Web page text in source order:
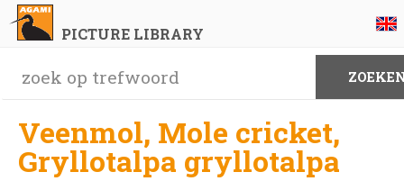
PICTURE LIBRARY
Veenmol, Mole cricket,
Gryllotalpa gryllotalpa